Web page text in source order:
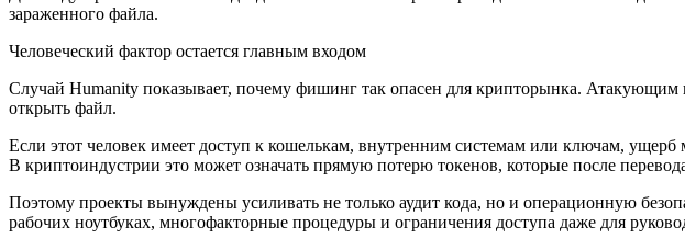
зараженного файла.
Человеческий фактор остается главным входом
Случай Humanity показывает, почему фишинг так опасен для крипторынка. Атакующим
открыть файл.
Если этот человек имеет доступ к кошелькам, внутренним системам или ключам,
В криптоиндустрии это может означать прямую потерю токенов, которые после
Поэтому проекты вынуждены усиливать не только аудит кода, но и операционную
рабочих ноутбуках, многофакторные процедуры и ограничения доступа даже для